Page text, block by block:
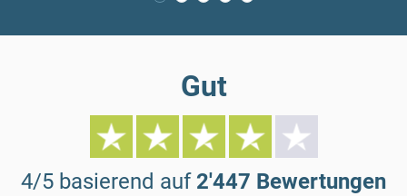
Gut
4/5 basierend auf 2'447 Bewertungen